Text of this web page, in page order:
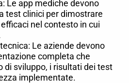
Le app mediche devono
test clinici per dimostrare
nel contesto in cui
Le aziende devono
completa che
di sviluppo, i risultati dei test
implementate.